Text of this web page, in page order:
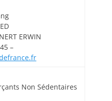
ERWIN
–
Non Sédentaires